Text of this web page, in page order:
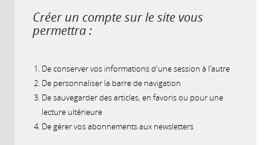
Créer un compte sur le site vous
permettra :
De conserver vos informations d'une session à l'autre
De personnaliser la barre de navigation
De sauvegarder des articles, en favoris ou pour une
lecture ultérieure
De gérer vos abonnements aux newsletters